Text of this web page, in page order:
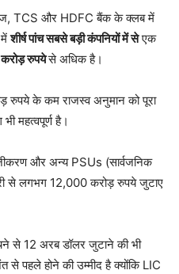
TCS और HDFC बैंक के क्लब में
मेंशीर्ष पांच सबसे बड़ी कंपनियों में सेएक
रुपयेसे अधिक है।
रुपये के कम राजस्व अनुमान को पूरा
महत्वपूर्ण है।
और अन्य PSUs (सार्वजनिक
से लगभग 12,000 करोड़ रुपये जुटाए
से 12 अरब डॉलर जुटाने की भी
से पहले होने की उम्मीद है क्योंकि LIC